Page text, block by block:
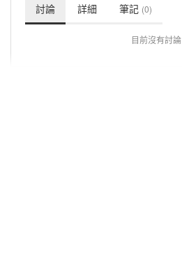
討論 詳細 筆記 (0)
目前沒有討論